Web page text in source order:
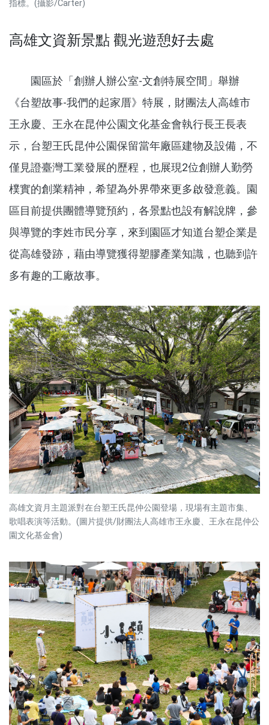
指標。(攝影/Carter)
高雄文資新景點 觀光遊憩好去處
園區於「創辦人辦公室-文創特展空間」舉辦
《台塑故事-我們的起家厝》特展，財團法人高雄市
王永慶、王永在昆仲公園文化基金會執行長王長表
示，台塑王氏昆仲公園保留當年廠區建物及設備，不
僅見證臺灣工業發展的歷程，也展現2位創辦人勤勞
樸實的創業精神，希望為外界帶來更多啟發意義。園
區目前提供團體導覽預約，各景點也設有解說牌，參
與導覽的李姓市民分享，來到園區才知道台塑企業是
從高雄發跡，藉由導覽獲得塑膠產業知識，也聽到許
多有趣的工廠故事。
高雄文資月主題派對在台塑王氏昆仲公園登場，現場有主題市集、
歌唱表演等活動。(圖片提供/財團法人高雄市王永慶、王永在昆仲公
園文化基金會)